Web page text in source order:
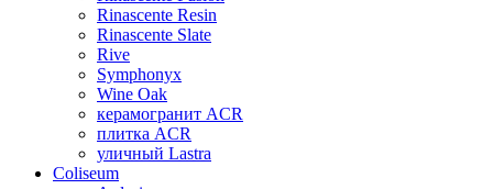
Rinascente Resin
Rinascente Slate
Rive
Symphonyx
Wine Oak
керамогранит ACR
плитка ACR
уличный Lastra
Coliseum